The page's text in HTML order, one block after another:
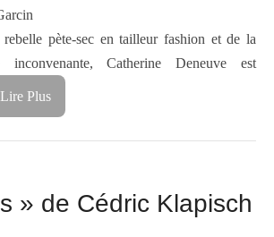
pète-sec en tailleur fashion et de la
inconvenante, Catherine Deneuve est
Lire Plus
» de Cédric Klapisch